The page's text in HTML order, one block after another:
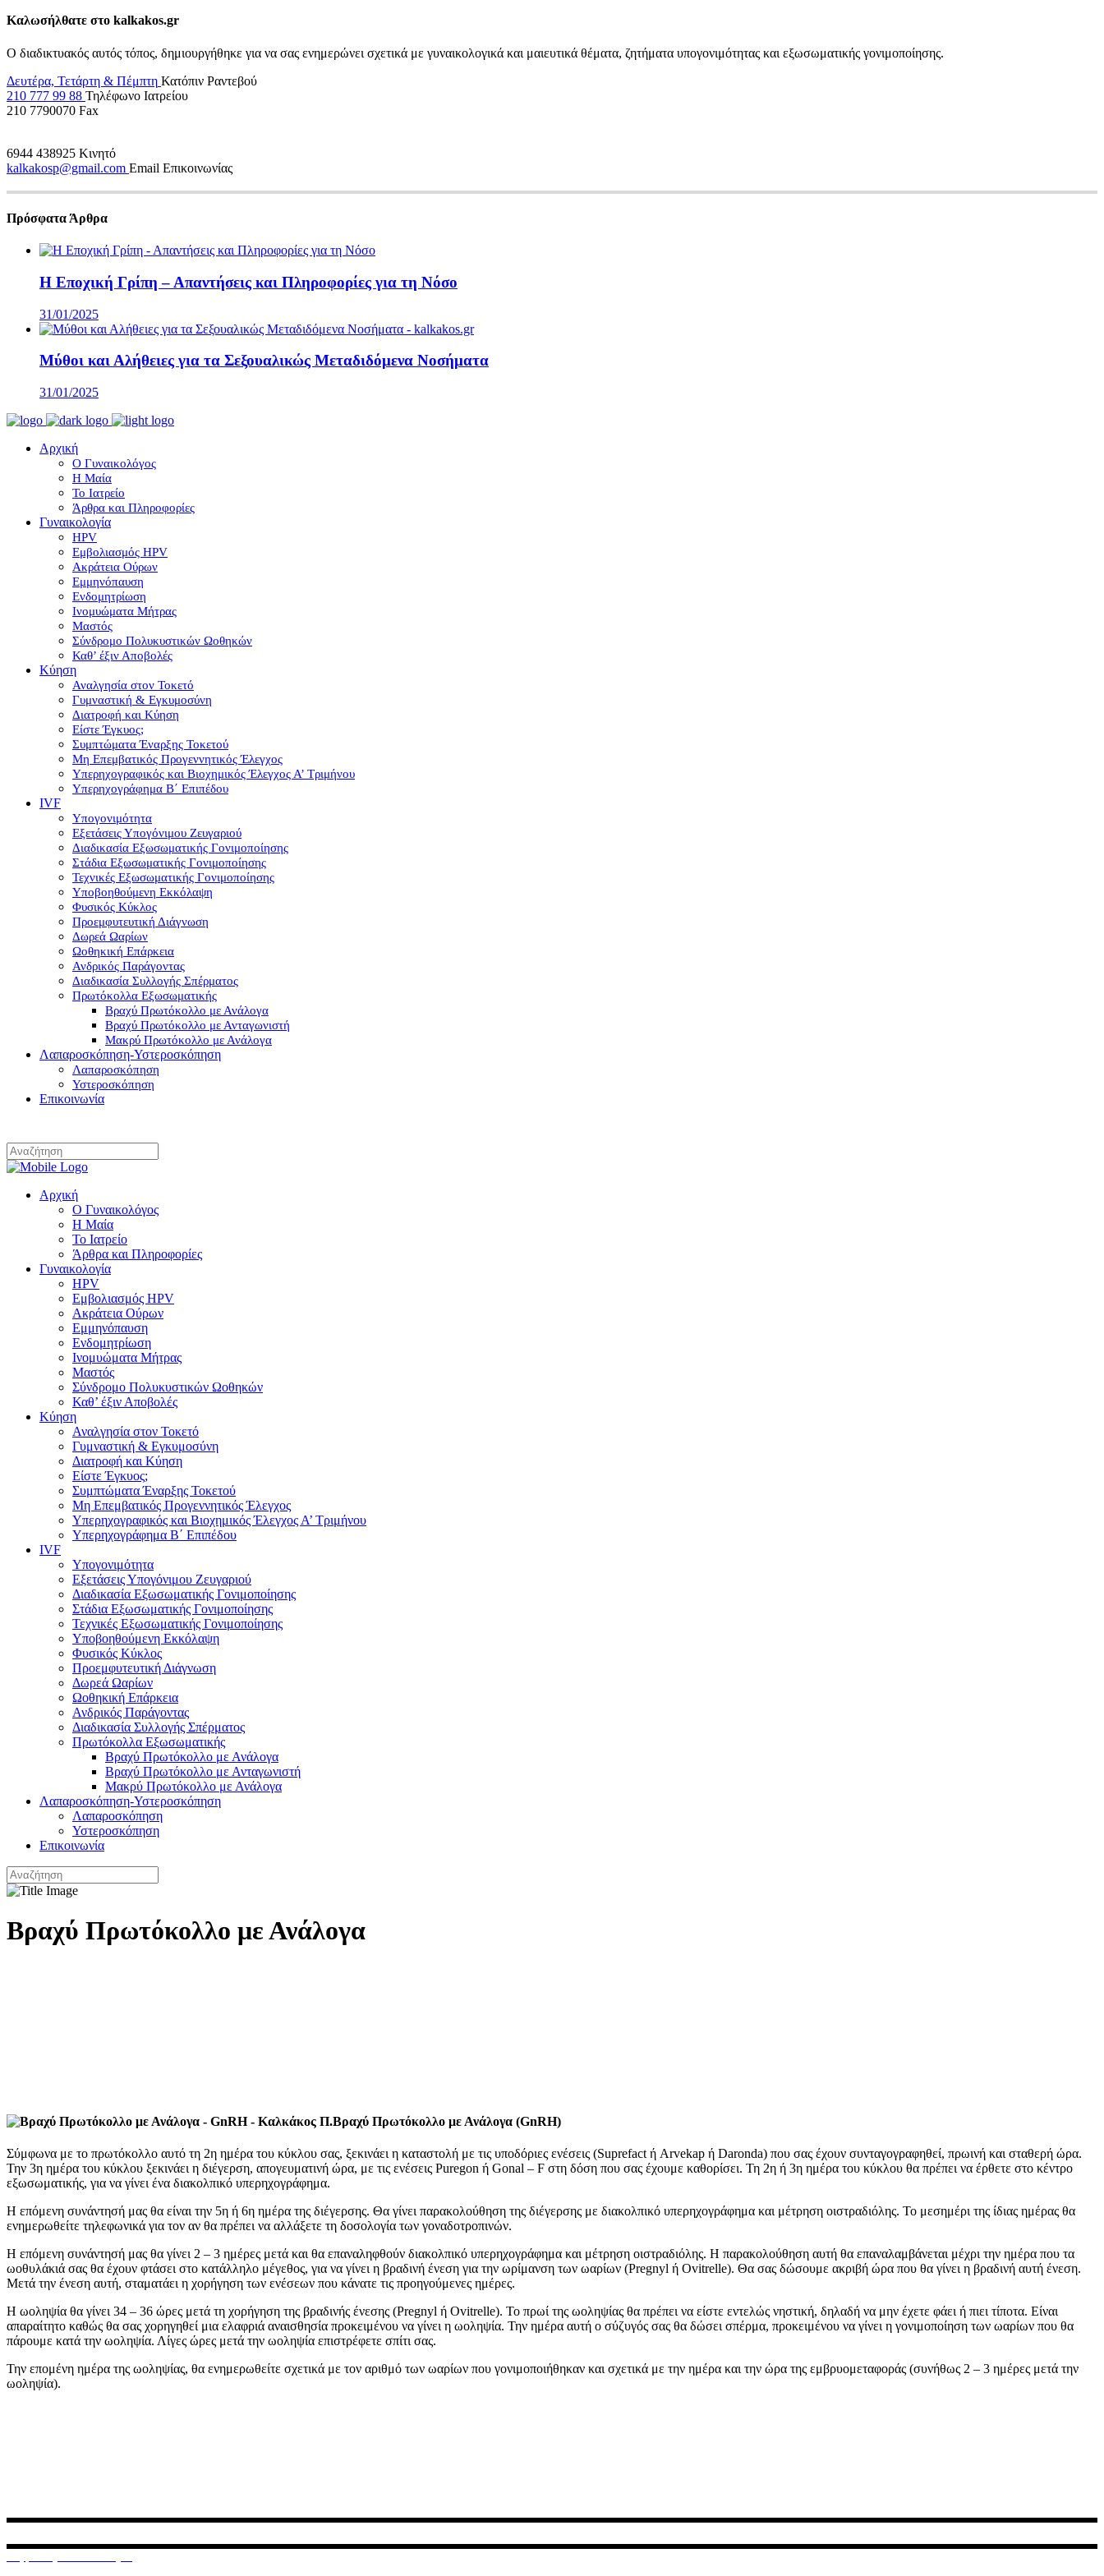
Καλωσήλθατε στο kalkakos.gr
Ο διαδικτυακός αυτός τόπος, δημιουργήθηκε για να σας ενημερώνει σχετικά με γυναικολογικά και μαιευτικά θέματα, ζητήματα υπογονιμότητας και εξωσωματικής γονιμοποίησης.
Δευτέρα, Τετάρτη & Πέμπτη Κατόπιν Ραντεβού
210 777 99 88 Τηλέφωνο Ιατρείου
210 7790070 Fax
6944 438925 Κινητό
kalkakosp@gmail.com Email Επικοινωνίας
Πρόσφατα Άρθρα
Η Εποχική Γρίπη – Απαντήσεις και Πληροφορίες για τη Νόσο
31/01/2025
Μύθοι και Αλήθειες για τα Σεξουαλικώς Μεταδιδόμενα Νοσήματα
31/01/2025
Αρχική
Ο Γυναικολόγος
Η Μαία
Το Ιατρείο
Άρθρα και Πληροφορίες
Γυναικολογία
HPV
Εμβολιασμός HPV
Ακράτεια Ούρων
Εμμηνόπαυση
Ενδομητρίωση
Ινομυώματα Μήτρας
Μαστός
Σύνδρομο Πολυκυστικών Ωοθηκών
Καθ’ έξιν Αποβολές
Κύηση
Αναλγησία στον Τοκετό
Γυμναστική & Εγκυμοσύνη
Διατροφή και Κύηση
Είστε Έγκυος;
Συμπτώματα Έναρξης Τοκετού
Μη Επεμβατικός Προγεννητικός Έλεγχος
Υπερηχογραφικός και Βιοχημικός Έλεγχος Α’ Τριμήνου
Υπερηχογράφημα Β΄ Επιπέδου
IVF
Υπογονιμότητα
Εξετάσεις Υπογόνιμου Ζευγαριού
Διαδικασία Εξωσωματικής Γονιμοποίησης
Στάδια Εξωσωματικής Γονιμοποίησης
Τεχνικές Εξωσωματικής Γονιμοποίησης
Υποβοηθούμενη Εκκόλαψη
Φυσικός Κύκλος
Προεμφυτευτική Διάγνωση
Δωρεά Ωαρίων
Ωοθηκική Επάρκεια
Ανδρικός Παράγοντας
Διαδικασία Συλλογής Σπέρματος
Πρωτόκολλα Εξωσωματικής
Βραχύ Πρωτόκολλο με Ανάλογα
Βραχύ Πρωτόκολλο με Ανταγωνιστή
Μακρύ Πρωτόκολλο με Ανάλογα
Λαπαροσκόπηση-Υστεροσκόπηση
Λαπαροσκόπηση
Υστεροσκόπηση
Επικοινωνία
Αρχική
Ο Γυναικολόγος
Η Μαία
Το Ιατρείο
Άρθρα και Πληροφορίες
Γυναικολογία
HPV
Εμβολιασμός HPV
Ακράτεια Ούρων
Εμμηνόπαυση
Ενδομητρίωση
Ινομυώματα Μήτρας
Μαστός
Σύνδρομο Πολυκυστικών Ωοθηκών
Καθ’ έξιν Αποβολές
Κύηση
Αναλγησία στον Τοκετό
Γυμναστική & Εγκυμοσύνη
Διατροφή και Κύηση
Είστε Έγκυος;
Συμπτώματα Έναρξης Τοκετού
Μη Επεμβατικός Προγεννητικός Έλεγχος
Υπερηχογραφικός και Βιοχημικός Έλεγχος Α’ Τριμήνου
Υπερηχογράφημα Β΄ Επιπέδου
IVF
Υπογονιμότητα
Εξετάσεις Υπογόνιμου Ζευγαριού
Διαδικασία Εξωσωματικής Γονιμοποίησης
Στάδια Εξωσωματικής Γονιμοποίησης
Τεχνικές Εξωσωματικής Γονιμοποίησης
Υποβοηθούμενη Εκκόλαψη
Φυσικός Κύκλος
Προεμφυτευτική Διάγνωση
Δωρεά Ωαρίων
Ωοθηκική Επάρκεια
Ανδρικός Παράγοντας
Διαδικασία Συλλογής Σπέρματος
Πρωτόκολλα Εξωσωματικής
Βραχύ Πρωτόκολλο με Ανάλογα
Βραχύ Πρωτόκολλο με Ανταγωνιστή
Μακρύ Πρωτόκολλο με Ανάλογα
Λαπαροσκόπηση-Υστεροσκόπηση
Λαπαροσκόπηση
Υστεροσκόπηση
Επικοινωνία
Βραχύ Πρωτόκολλο με Ανάλογα
Βραχύ Πρωτόκολλο με Ανάλογα (GnRH)
Σύμφωνα με το πρωτόκολλο αυτό τη 2η ημέρα του κύκλου σας, ξεκινάει η καταστολή με τις υποδόριες ενέσεις (Suprefact ή Arvekap ή Daronda) που σας έχουν συνταγογραφηθεί, πρωινή και σταθερή ώρα.
Την 3η ημέρα του κύκλου ξεκινάει η διέγερση, απογευματινή ώρα, με τις ενέσεις Puregon ή Gonal – F στη δόση που σας έχουμε καθορίσει. Τη 2η ή 3η ημέρα του κύκλου θα πρέπει να έρθετε στο κέντρο
εξωσωματικής, για να γίνει ένα διακολπικό υπερηχογράφημα.
Η επόμενη συνάντησή μας θα είναι την 5η ή 6η ημέρα της διέγερσης. Θα γίνει παρακολούθηση της διέγερσης με διακολπικό υπερηχογράφημα και μέτρηση οιστραδιόλης. Το μεσημέρι της ίδιας ημέρας θα
ενημερωθείτε τηλεφωνικά για τον αν θα πρέπει να αλλάξετε τη δοσολογία των γοναδοτροπινών.
Η επόμενη συνάντησή μας θα γίνει 2 – 3 ημέρες μετά και θα επαναληφθούν διακολπικό υπερηχογράφημα και μέτρηση οιστραδιόλης. Η παρακολούθηση αυτή θα επαναλαμβάνεται μέχρι την ημέρα που τα
ωοθυλάκιά σας θα έχουν φτάσει στο κατάλληλο μέγεθος, για να γίνει η βραδινή ένεση για την ωρίμανση των ωαρίων (Pregnyl ή Ovitrelle). Θα σας δώσουμε ακριβή ώρα που θα γίνει η βραδινή αυτή ένεση.
Μετά την ένεση αυτή, σταματάει η χορήγηση των ενέσεων που κάνατε τις προηγούμενες ημέρες.
Η ωοληψία θα γίνει 34 – 36 ώρες μετά τη χορήγηση της βραδινής ένεσης (Pregnyl ή Ovitrelle). Το πρωί της ωοληψίας θα πρέπει να είστε εντελώς νηστική, δηλαδή να μην έχετε φάει ή πιει τίποτα. Είναι
απαραίτητο καθώς θα σας χορηγηθεί μια ελαφριά αναισθησία προκειμένου να γίνει η ωοληψία. Την ημέρα αυτή ο σύζυγός σας θα δώσει σπέρμα, προκειμένου να γίνει η γονιμοποίηση των ωαρίων που θα
πάρουμε κατά την ωοληψία. Λίγες ώρες μετά την ωοληψία επιστρέφετε σπίτι σας.
Την επομένη ημέρα της ωοληψίας, θα ενημερωθείτε σχετικά με τον αριθμό των ωαρίων που γονιμοποιήθηκαν και σχετικά με την ημέρα και την ώρα της εμβρυομεταφοράς (συνήθως 2 – 3 ημέρες μετά την
ωοληψία).